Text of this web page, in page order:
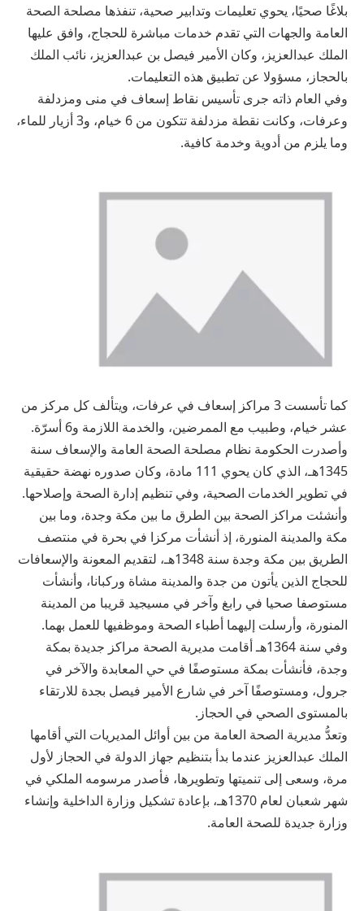
بلاغًا صحيًا، يحوي تعليمات وتدابير صحية، تنفذها مصلحة الصحة
العامة والجهات التي تقدم خدمات مباشرة للحجاج، وافق عليها
الملك عبدالعزيز، وكان الأمير فيصل بن عبدالعزيز، نائب الملك
بالحجاز، مسؤولا عن تطبيق هذه التعليمات.
وفي العام ذاته جرى تأسيس نقاط إسعاف في منى ومزدلفة
وعرفات، وكانت نقطة مزدلفة تتكون من 6 خيام، و3 أزيار للماء،
وما يلزم من أدوية وخدمة كافية.
كما تأسست 3 مراكز إسعاف في عرفات، ويتألف كل مركز من
عشر خيام، وطبيب مع الممرضين، والخدمة اللازمة و6 أسرّة.
وأصدرت الحكومة نظام مصلحة الصحة العامة والإسعاف سنة
1345هـ، الذي كان يحوي 111 مادة، وكان صدوره نهضة حقيقية
في تطوير الخدمات الصحية، وفي تنظيم إدارة الصحة وإصلاحها.
وأنشئت مراكز الصحة بين الطرق ما بين مكة وجدة، وما بين
مكة والمدينة المنورة، إذ أنشأت مركزا في بحرة في منتصف
الطريق بين مكة وجدة سنة 1348هـ، لتقديم المعونة والإسعافات
للحجاج الذين يأتون من جدة والمدينة مشاة وركبانا، وأنشأت
مستوصفا صحيا في رابغ وآخر في مسيجيد قريبا من المدينة
المنورة، وأرسلت إليهما أطباء الصحة وموظفيها للعمل بهما.
وفي سنة 1364هـ أقامت مديرية الصحة مراكز جديدة بمكة
وجدة، فأنشأت بمكة مستوصفًا في حي المعابدة والآخر في
جرول، ومستوصفًا آخر في شارع الأمير فيصل بجدة للارتقاء
بالمستوى الصحي في الحجاز.
وتعدُّ مديرية الصحة العامة من بين أوائل المديريات التي أقامها
الملك عبدالعزيز عندما بدأ بتنظيم جهاز الدولة في الحجاز لأول
مرة، وسعى إلى تنميتها وتطويرها، فأصدر مرسومه الملكي في
شهر شعبان لعام 1370هـ، بإعادة تشكيل وزارة الداخلية وإنشاء
وزارة جديدة للصحة العامة.